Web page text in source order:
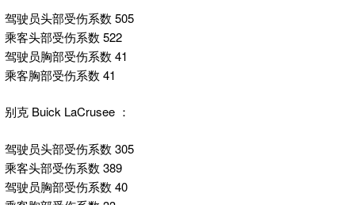
驾驶员头部受伤系数 505
乘客头部受伤系数 522
驾驶员胸部受伤系数 41
乘客胸部受伤系数 41
别克 Buick LaCrusee ：
驾驶员头部受伤系数 305
乘客头部受伤系数 389
驾驶员胸部受伤系数 40